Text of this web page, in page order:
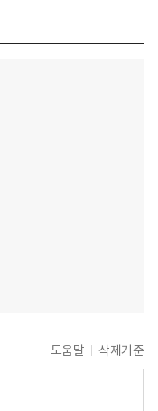
도움말 삭제기준